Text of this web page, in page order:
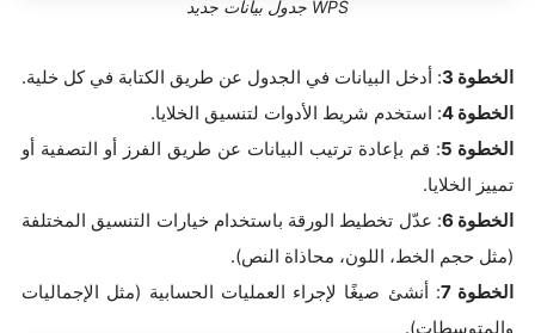
WPS جدول بيانات جديد
الخطوة 3
: أدخل البيانات في الجدول عن طريق الكتابة في كل خلية.
الخطوة 4
: استخدم شريط الأدوات لتنسيق الخلايا.
الخطوة 5
: قم بإعادة ترتيب البيانات عن طريق الفرز أو التصفية أو
تمييز الخلايا.
الخطوة 6
: عدّل تخطيط الورقة باستخدام خيارات التنسيق المختلفة
(مثل حجم الخط، اللون، محاذاة النص).
الخطوة 7 : أنشئ صيغًا لإجراء العمليات الحسابية (مثل الإجماليات
والمتوسطات).